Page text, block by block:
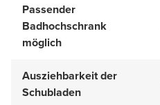
Passender
Badhochschrank
möglich
Ausziehbarkeit der
Schubladen